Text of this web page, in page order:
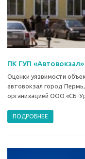
ПК ГУП
Оценки уязвимости
автовокзал город
организацией ООО «СБ-
ПОДРОБНЕЕ